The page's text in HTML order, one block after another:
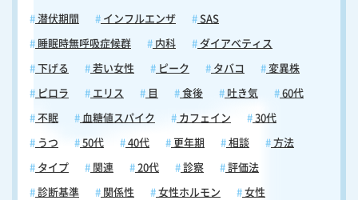
潜伏期間 インフルエンザ SAS
睡眠時無呼吸症候群 内科 ダイアベティス
下げる 若い女性 ピーク タバコ 変異株
ピロラ エリス 目 食後 吐き気 60代
不眠 血糖値スパイク カフェイン 30代
うつ 50代 40代 更年期 相談 方法
タイプ 関連 20代 診察 評価法
診断基準 関係性 女性ホルモン 女性